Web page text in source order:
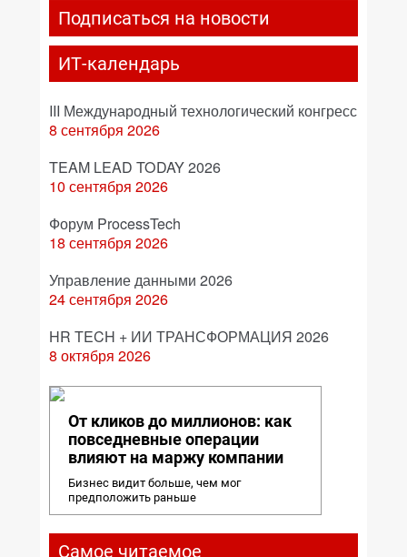
Подписаться на новости
ИТ-календарь
III Международный технологический конгресс
8 сентября 2026
TEAM LEAD TODAY 2026
10 сентября 2026
Форум ProcessTech
18 сентября 2026
Управление данными 2026
24 сентября 2026
HR TECH + ИИ ТРАНСФОРМАЦИЯ 2026
8 октября 2026
От кликов до миллионов: как
повседневные операции
влияют на маржу компании
Бизнес видит больше, чем мог
предположить раньше
Самое читаемое